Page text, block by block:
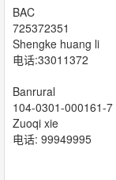
BAC
725372351
Shengke huang li
电话:33011372
Banrural
104-0301-000161-7
Zuoqi xie
电话: 99949995